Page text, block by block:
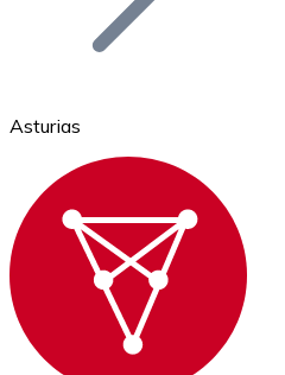
Ethereum
ETH
Asturias